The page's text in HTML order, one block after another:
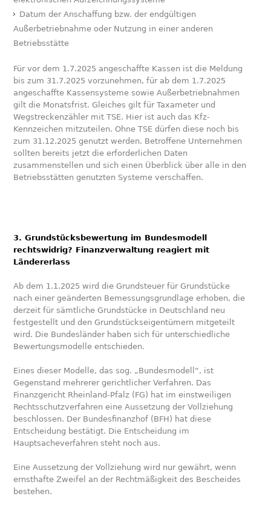
Datum der Anschaffung bzw. der endgültigen
Außerbetriebnahme oder Nutzung in einer anderen
Betriebsstätte
Für vor dem 1.7.2025 angeschaffte Kassen ist die Meldung
bis zum 31.7.2025 vorzunehmen, für ab dem 1.7.2025
angeschaffte Kassensysteme sowie Außerbetriebnahmen
gilt die Monatsfrist. Gleiches gilt für Taxameter und
Wegstreckenzähler mit TSE. Hier ist auch das Kfz-
Kennzeichen mitzuteilen. Ohne TSE dürfen diese noch bis
zum 31.12.2025 genutzt werden. Betroffene Unternehmen
sollten bereits jetzt die erforderlichen Daten
zusammenstellen und sich einen Überblick über alle in den
Betriebsstätten genutzten Systeme verschaffen.
3. Grundstücksbewertung im Bundesmodell
rechtswidrig? Finanzverwaltung reagiert mit
Ländererlass
Ab dem 1.1.2025 wird die Grundsteuer für Grundstücke
nach einer geänderten Bemessungsgrundlage erhoben, die
derzeit für sämtliche Grundstücke in Deutschland neu
festgestellt und den Grundstückseigentümern mitgeteilt
wird. Die Bundesländer haben sich für unterschiedliche
Bewertungsmodelle entschieden.
Eines dieser Modelle, das sog. „Bundesmodell“, ist
Gegenstand mehrerer gerichtlicher Verfahren. Das
Finanzgericht Rheinland-Pfalz (FG) hat im einstweiligen
Rechtsschutzverfahren eine Aussetzung der Vollziehung
beschlossen. Der Bundesfinanzhof (BFH) hat diese
Entscheidung bestätigt. Die Entscheidung im
Hauptsacheverfahren steht noch aus.
Eine Aussetzung der Vollziehung wird nur gewährt, wenn
ernsthafte Zweifel an der Rechtmäßigkeit des Bescheides
bestehen.